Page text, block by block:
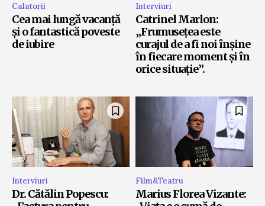
Calatorii
Cea mai lungă vacanță
și o fantastică poveste
de iubire
Interviuri
Catrinel Marlon:
„Frumusețea este
curajul de a fi noi înșine
în fiecare moment și în
orice situație”.
Interviuri
Dr. Cătălin Popescu:
Film&Teatru
Marius Florea Vizante: